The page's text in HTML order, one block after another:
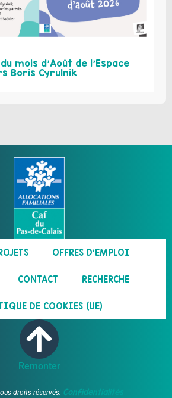
mois d’Août de l’Espace
Boris Cyrulnik
OFFRES D’EMPLOI
CONTACT RECHERCHE
DE COOKIES (UE)
Remonter
droits réservés. Confidentialités